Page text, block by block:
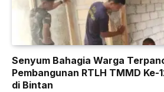
Senyum Bahagia Warga
Pembangunan RTLH TMMD Ke-
di Bintan